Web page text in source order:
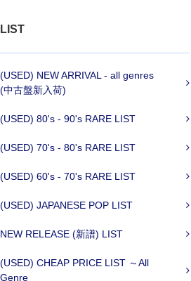
LIST
(USED) NEW ARRIVAL - all genres
(中古盤新入荷)
(USED) 80's - 90's RARE LIST
(USED) 70's - 80's RARE LIST
(USED) 60's - 70's RARE LIST
(USED) JAPANESE POP LIST
NEW RELEASE (新譜) LIST
(USED) CHEAP PRICE LIST ～All
Genre